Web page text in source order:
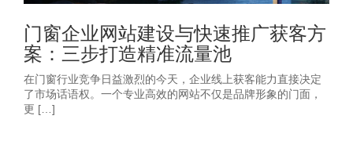
门窗企业网站建设与快速推广获客方
案：三步打造精准流量池
在门窗行业竞争日益激烈的今天，企业线上获客能力直接决定
了市场话语权。一个专业高效的网站不仅是品牌形象的门面，
更 […]